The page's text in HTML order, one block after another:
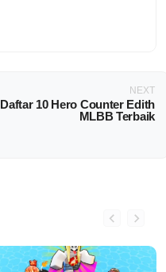
NEXT
Daftar 10 Hero Counter Edith
MLBB Terbaik